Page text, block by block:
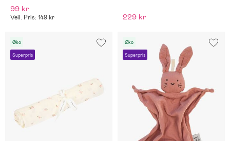
99 kr
Veil. Pris: 149 kr 229 kr
Øko
Superpris
Øko
Superpris